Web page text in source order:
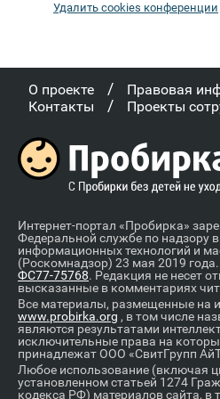
Удалить cookies конференции
О проекте / Правовая
Контакты / Проекты
Интернет-портал «Пробирка»
Федеральной службе по надзору в
информационных технологий и
(Роскомнадзор) 23 мая 2019
ФС77-75768. Редакция не несет
высказанные в комментариях
Все материалы, размещенные на
www.probirka.org , в том числе
являются результатами
исключительные права на
принадлежат ООО «СвитГрупп
Любое использование (включая
установленном статьей 1274
кодекса РФ) материалов сайта, в